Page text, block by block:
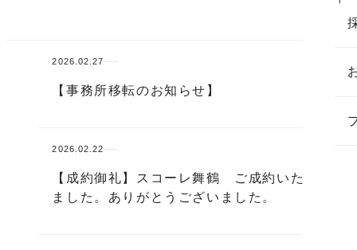
2026.02.27
【事務所移転のお知らせ】
2026.02.22
【成約御礼】スコーレ舞鶴 ご成約いただき
ました。ありがとうございました。